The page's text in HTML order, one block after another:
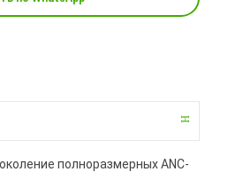
полноразмерных ANC-